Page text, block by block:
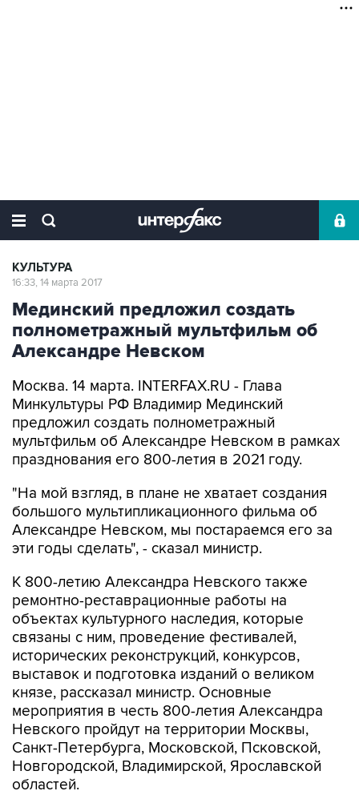
КУЛЬТУРА
16:33, 14 марта 2017
Мединский предложил создать
полнометражный мультфильм об
Александре Невском
Москва. 14 марта. INTERFAX.RU - Глава
Минкультуры РФ Владимир Мединский
предложил создать полнометражный
мультфильм об Александре Невском в рамках
празднования его 800-летия в 2021 году.
"На мой взгляд, в плане не хватает создания
большого мультипликационного фильма об
Александре Невском, мы постараемся его за
эти годы сделать", - сказал министр.
К 800-летию Александра Невского также
ремонтно-реставрационные работы на
объектах культурного наследия, которые
связаны с ним, проведение фестивалей,
исторических реконструкций, конкурсов,
выставок и подготовка изданий о великом
князе, рассказал министр. Основные
мероприятия в честь 800-летия Александра
Невского пройдут на территории Москвы,
Санкт-Петербурга, Московской, Псковской,
Новгородской, Владимирской, Ярославской
областей.